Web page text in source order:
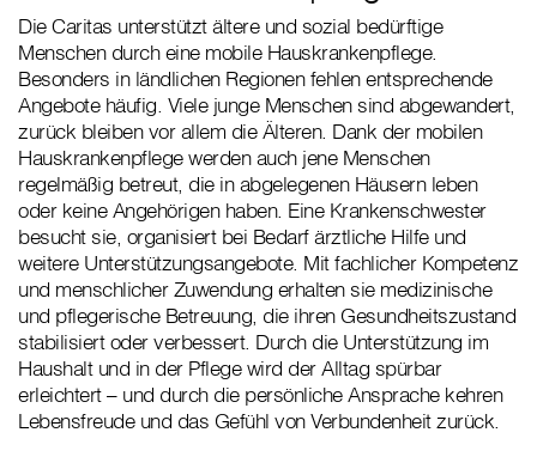
Die Caritas unterstützt ältere und sozial bedürftige
Menschen durch eine mobile Hauskrankenpflege.
Besonders in ländlichen Regionen fehlen entsprechende
Angebote häufig. Viele junge Menschen sind abgewandert,
zurück bleiben vor allem die Älteren. Dank der mobilen
Hauskrankenpflege werden auch jene Menschen
regelmäßig betreut, die in abgelegenen Häusern leben
oder keine Angehörigen haben. Eine Krankenschwester
besucht sie, organisiert bei Bedarf ärztliche Hilfe und
weitere Unterstützungsangebote. Mit fachlicher Kompetenz
und menschlicher Zuwendung erhalten sie medizinische
und pflegerische Betreuung, die ihren Gesundheitszustand
stabilisiert oder verbessert. Durch die Unterstützung im
Haushalt und in der Pflege wird der Alltag spürbar
erleichtert – und durch die persönliche Ansprache kehren
Lebensfreude und das Gefühl von Verbundenheit zurück.